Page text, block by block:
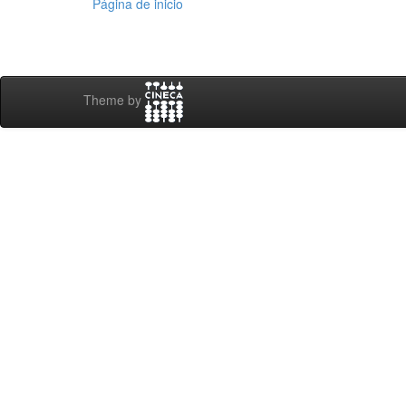
Página de inicio
Theme by